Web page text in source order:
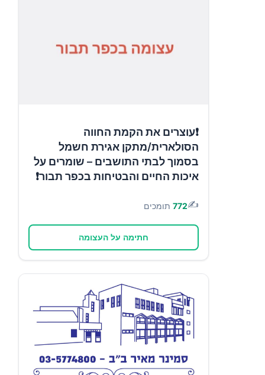
❗עוצרים את הקמת החווה
הסולארית/מתקן אגירת חשמל
בסמוך לבתי התושבים – שומרים על
איכות החיים והבטיחות בכפר תבור❗
✍️
772 תומכים
חתימה על העצומה